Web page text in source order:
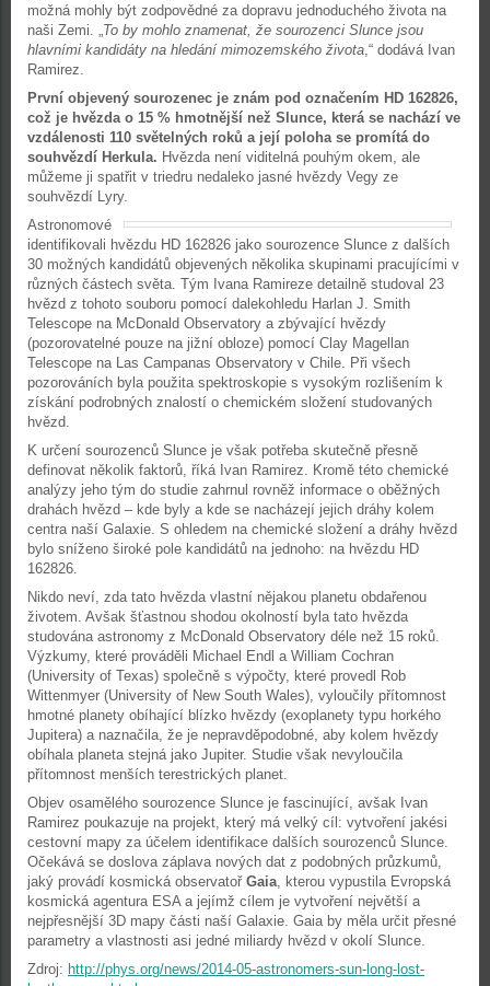
možná mohly být zodpovědné za dopravu jednoduchého života na
naši Zemi. „To by mohlo znamenat, že sourozenci Slunce jsou
hlavními kandidáty na hledání mimozemského života,“ dodává Ivan
Ramirez.
První objevený sourozenec je znám pod označením HD 162826,
což je hvězda o 15 % hmotnější než Slunce, která se nachází ve
vzdálenosti 110 světelných roků a její poloha se promítá do
souhvězdí Herkula. Hvězda není viditelná pouhým okem, ale
můžeme ji spatřit v triedru nedaleko jasné hvězdy Vegy ze
souhvězdí Lyry.
Astronomové
identifikovali hvězdu HD 162826 jako sourozence Slunce z dalších
30 možných kandidátů objevených několika skupinami pracujícími v
různých částech světa. Tým Ivana Ramireze detailně studoval 23
hvězd z tohoto souboru pomocí dalekohledu Harlan J. Smith
Telescope na McDonald Observatory a zbývající hvězdy
(pozorovatelné pouze na jižní obloze) pomocí Clay Magellan
Telescope na Las Campanas Observatory v Chile. Při všech
pozorováních byla použita spektroskopie s vysokým rozlišením k
získání podrobných znalostí o chemickém složení studovaných
hvězd.
K určení sourozenců Slunce je však potřeba skutečně přesně
definovat několik faktorů, říká Ivan Ramirez. Kromě této chemické
analýzy jeho tým do studie zahrnul rovněž informace o oběžných
drahách hvězd – kde byly a kde se nacházejí jejich dráhy kolem
centra naší Galaxie. S ohledem na chemické složení a dráhy hvězd
bylo sníženo široké pole kandidátů na jednoho: na hvězdu HD
162826.
Nikdo neví, zda tato hvězda vlastní nějakou planetu obdařenou
životem. Avšak šťastnou shodou okolností byla tato hvězda
studována astronomy z McDonald Observatory déle než 15 roků.
Výzkumy, které prováděli Michael Endl a William Cochran
(University of Texas) společně s výpočty, které provedl Rob
Wittenmyer (University of New South Wales), vyloučily přítomnost
hmotné planety obíhající blízko hvězdy (exoplanety typu horkého
Jupitera) a naznačila, že je nepravděpodobné, aby kolem hvězdy
obíhala planeta stejná jako Jupiter. Studie však nevyloučila
přítomnost menších terestrických planet.
Objev osamělého sourozence Slunce je fascinující, avšak Ivan
Ramirez poukazuje na projekt, který má velký cíl: vytvoření jakési
cestovní mapy za účelem identifikace dalších sourozenců Slunce.
Očekává se doslova záplava nových dat z podobných průzkumů,
jaký provádí kosmická observatoř Gaia, kterou vypustila Evropská
kosmická agentura ESA a jejímž cílem je vytvoření největší a
nejpřesnější 3D mapy části naší Galaxie. Gaia by měla určit přesné
parametry a vlastnosti asi jedné miliardy hvězd v okolí Slunce.
Zdroj: http://phys.org/news/2014-05-astronomers-sun-long-lost-